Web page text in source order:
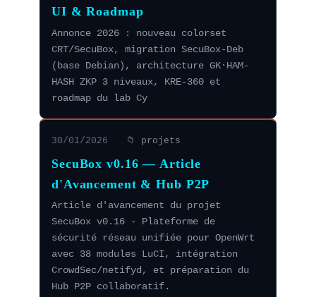
UI & Roadmap
Annonce 2026 : nouveau colorset
CRT/SecuBox, migration SecuBox-Deb
(base Debian), architecture GK·HAM-
HASH ZKP 3 niveaux, KRE-360 et
roadmap du lab Cy
30/01/2026 📁 projets
SecuBox v0.16 — Article
d'Avancement & Hub P2P
Article d'avancement du projet
SecuBox v0.16 - Plateforme de
sécurité réseau unifiée pour OpenWrt
avec 38 modules LuCI, intégration
CrowdSec/netifyd, et préparation du
Hub P2P collaboratif.